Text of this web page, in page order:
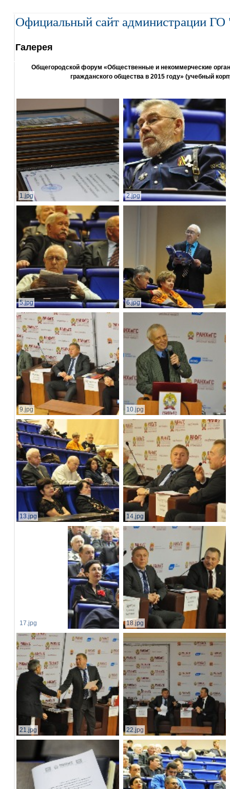
Официальный сайт администрации ГО
Галерея
Общегородской форум «Общественные и некоммерческие
гражданского общества в 2015 году» (учебный
1.jpg 2.jpg
5.jpg 6.jpg
9.jpg 10.jpg
13.jpg 14.jpg
17.jpg 18.jpg
21.jpg 22.jpg